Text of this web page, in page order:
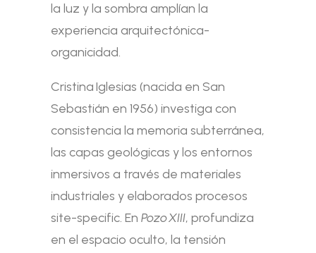
la luz y la sombra amplían la
experiencia arquitectónica-
organicidad.
Cristina Iglesias (nacida en San
Sebastián en 1956) investiga con
consistencia la memoria subterránea,
las capas geológicas y los entornos
inmersivos a través de materiales
industriales y elaborados procesos
site-specific. En Pozo XIII, profundiza
en el espacio oculto, la tensión